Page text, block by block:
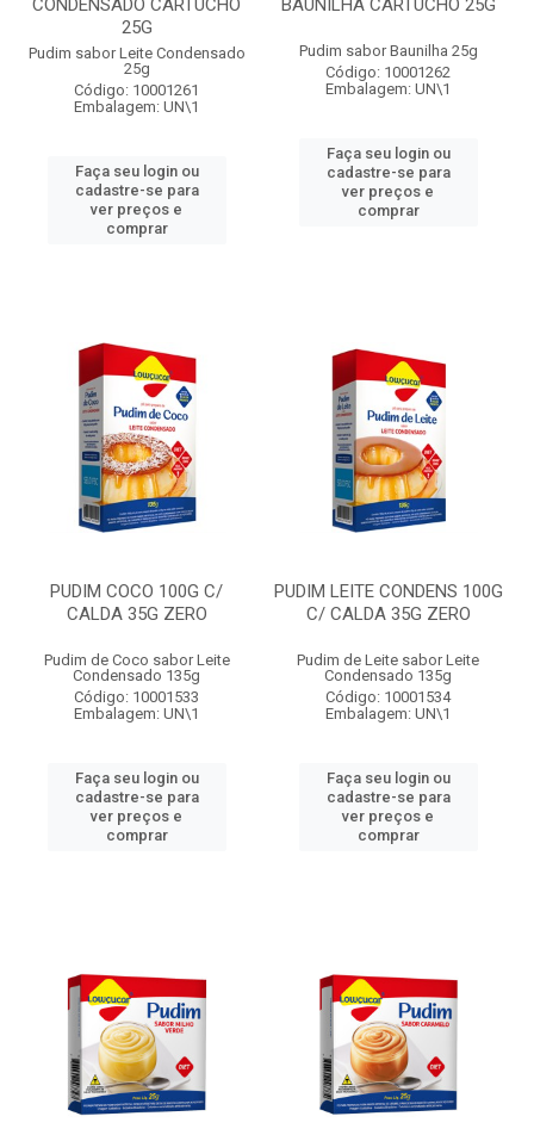
CONDENSADO CARTUCHO
25G
Pudim sabor Leite Condensado
25g
Código: 10001261
Embalagem: UN\1
Faça seu login ou
cadastre-se para
ver preços e
comprar
BAUNILHA CARTUCHO 25G
Pudim sabor Baunilha 25g
Código: 10001262
Embalagem: UN\1
Faça seu login ou
cadastre-se para
ver preços e
comprar
PUDIM COCO 100G C/
CALDA 35G ZERO
Pudim de Coco sabor Leite
Condensado 135g
Código: 10001533
Embalagem: UN\1
Faça seu login ou
cadastre-se para
ver preços e
comprar
PUDIM LEITE CONDENS 100G
C/ CALDA 35G ZERO
Pudim de Leite sabor Leite
Condensado 135g
Código: 10001534
Embalagem: UN\1
Faça seu login ou
cadastre-se para
ver preços e
comprar